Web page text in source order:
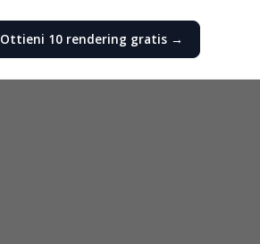
Ottieni 10 rendering gratis →